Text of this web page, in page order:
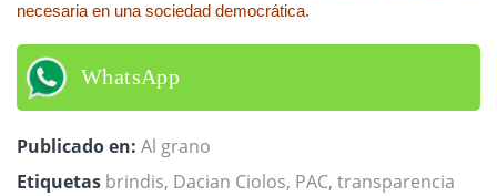
necesaria en una sociedad democrática.
WhatsApp
Publicado en: Al grano
Etiquetas brindis, Dacian Ciolos, PAC, transparencia